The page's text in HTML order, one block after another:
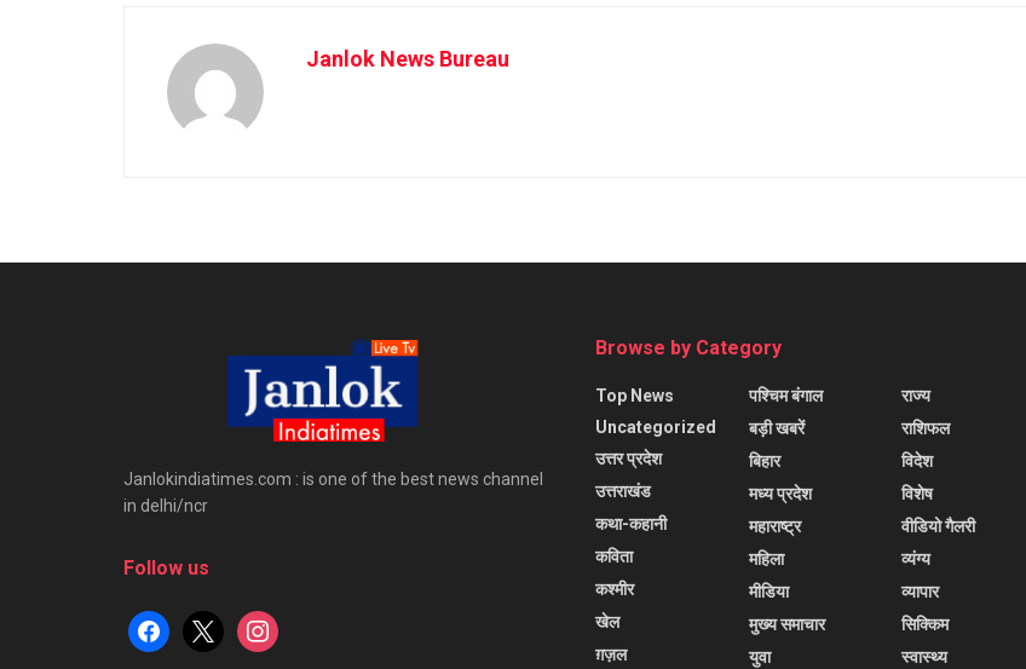
Janlok News Bureau
Janlokindiatimes.com : is one of the best news channel
in delhi/ncr
Follow us
facebook
x instagram
Browse by Category
Top News
Uncategorized
उत्तर प्रदेश
उत्तराखंड
कथा-कहानी
कविता
कश्मीर
खेल
ग़ज़ल
पश्चिम बंगाल
बड़ी खबरें
बिहार
मध्य प्रदेश
महाराष्ट्र
महिला
मीडिया
मुख्य समाचार
युवा
राज्य
राशिफल
विदेश
विशेष
वीडियो गैलरी
व्यंग्य
व्यापार
सिक्किम
स्वास्थ्य